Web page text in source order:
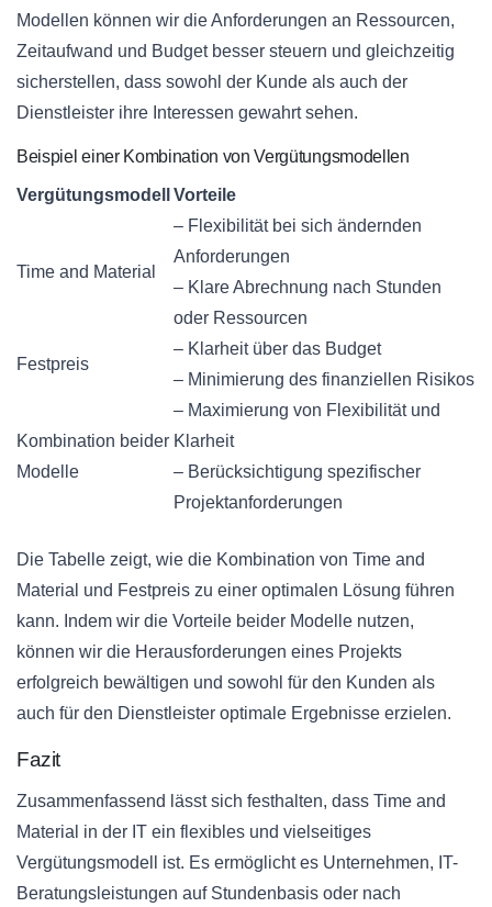
Modellen können wir die Anforderungen an Ressourcen,
Zeitaufwand und Budget besser steuern und gleichzeitig
sicherstellen, dass sowohl der Kunde als auch der
Dienstleister ihre Interessen gewahrt sehen.
Beispiel einer Kombination von Vergütungsmodellen
Vergütungsmodell Vorteile
Time and Material
– Flexibilität bei sich ändernden
Anforderungen
– Klare Abrechnung nach Stunden
oder Ressourcen
Festpreis
– Klarheit über das Budget
– Minimierung des finanziellen Risikos
Kombination beider
Modelle
– Maximierung von Flexibilität und
Klarheit
– Berücksichtigung spezifischer
Projektanforderungen
Die Tabelle zeigt, wie die Kombination von Time and
Material und Festpreis zu einer optimalen Lösung führen
kann. Indem wir die Vorteile beider Modelle nutzen,
können wir die Herausforderungen eines Projekts
erfolgreich bewältigen und sowohl für den Kunden als
auch für den Dienstleister optimale Ergebnisse erzielen.
Fazit
Zusammenfassend lässt sich festhalten, dass Time and
Material in der IT ein flexibles und vielseitiges
Vergütungsmodell ist. Es ermöglicht es Unternehmen, IT-
Beratungsleistungen auf Stundenbasis oder nach